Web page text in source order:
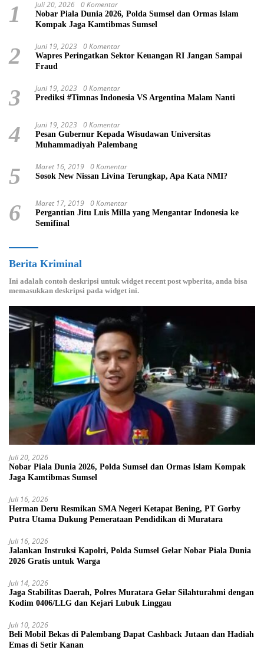
1 Juli 20, 2026 0 Komentar
Nobar Piala Dunia 2026, Polda Sumsel dan Ormas Islam
Kompak Jaga Kamtibmas Sumsel
2 Juni 19, 2023 0 Komentar
Wapres Peringatkan Sektor Keuangan RI Jangan Sampai
Fraud
3 Juni 19, 2023 0 Komentar
Prediksi #Timnas Indonesia VS Argentina Malam Nanti
4 Juni 19, 2023 0 Komentar
Pesan Gubernur Kepada Wisudawan Universitas
Muhammadiyah Palembang
5 Maret 16, 2019 0 Komentar
Sosok New Nissan Livina Terungkap, Apa Kata NMI?
6 Maret 17, 2019 0 Komentar
Pergantian Jitu Luis Milla yang Mengantar Indonesia ke
Semifinal
Berita Kriminal
Ini adalah contoh deskripsi untuk widget recent post wpberita, anda bisa
memasukkan deskripsi pada widget ini.
Juli 20, 2026
Nobar Piala Dunia 2026, Polda Sumsel dan Ormas Islam Kompak
Jaga Kamtibmas Sumsel
Juli 16, 2026
Herman Deru Resmikan SMA Negeri Ketapat Bening, PT Gorby
Putra Utama Dukung Pemerataan Pendidikan di Muratara
Juli 16, 2026
Jalankan Instruksi Kapolri, Polda Sumsel Gelar Nobar Piala Dunia
2026 Gratis untuk Warga
Juli 14, 2026
Jaga Stabilitas Daerah, Polres Muratara Gelar Silahturahmi dengan
Kodim 0406/LLG dan Kejari Lubuk Linggau
Juli 10, 2026
Beli Mobil Bekas di Palembang Dapat Cashback Jutaan dan Hadiah
Emas di Setir Kanan